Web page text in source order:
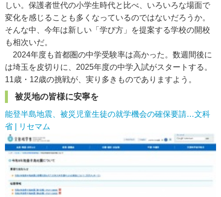
しい。保護者世代の小学生時代と比べ、いろいろな場面で
変化を感じることも多くなっているのではないだろうか。
そんな中、今年は新しい「学び方」を提案する学校の開校
も相次いだ。
2024年度も首都圏の中学受験率は高かった。数週間後に
は埼玉を皮切りに、2025年度の中学入試がスタートする。
11歳・12歳の挑戦が、実り多きものでありますよう。
被災地の皆様に安寧を
能登半島地震、被災児童生徒の就学機会の確保要請…文科
省 | リセマム